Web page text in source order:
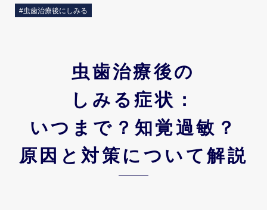
#虫歯治療後にしみる
虫歯治療後の
しみる症状：
いつまで？知覚過敏？
原因と対策について解説